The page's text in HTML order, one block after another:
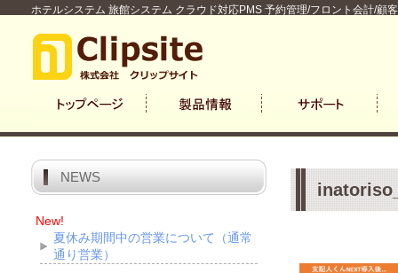
ホテルシステム 旅館システム クラウド対応PMS 予約管理/フロント会計/顧
NEWS
New!
夏休み期間中の営業について（通常
通り営業）